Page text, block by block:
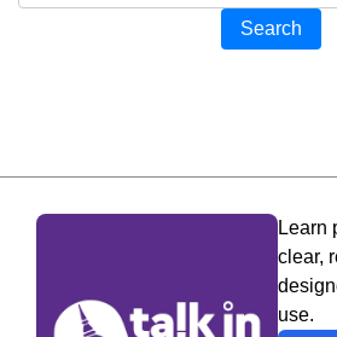
Search
Learn
clear,
use.